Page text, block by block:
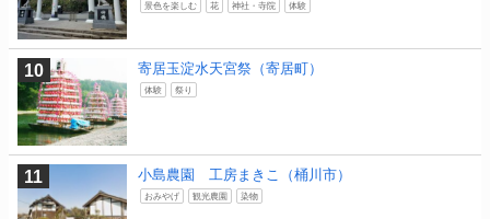
景色を楽しむ 花 神社・寺院 体験
寄居玉淀水天宮祭（寄居町）
体験 祭り
小島農園 工房まきこ（桶川市）
おみやげ 観光農園 染物